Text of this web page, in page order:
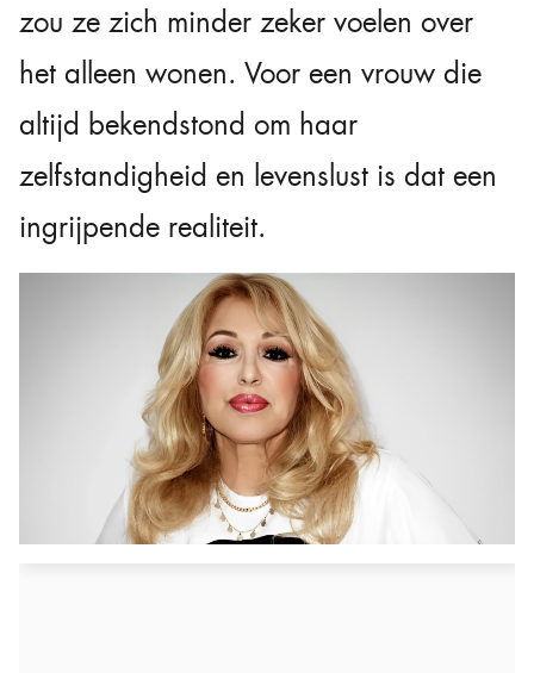
zou ze zich minder zeker voelen over
het alleen wonen. Voor een vrouw die
altijd bekendstond om haar
zelfstandigheid en levenslust is dat een
ingrijpende realiteit.